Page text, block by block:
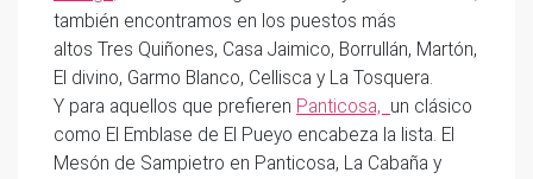
también encontramos en los puestos más
altos Tres Quiñones, Casa Jaimico, Borrullán, Martón,
El divino, Garmo Blanco, Cellisca y La Tosquera.
Y para aquellos que prefieren Panticosa, un clásico
como El Emblase de El Pueyo encabeza la lista. El
Mesón de Sampietro en Panticosa, La Cabaña y